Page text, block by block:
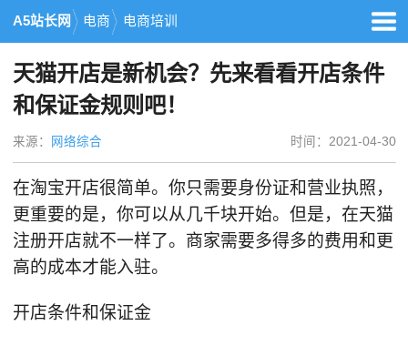
A5站长网 电商 电商培训
天猫开店是新机会？先来看看开店条件
和保证金规则吧！
来源： 网络综合 时间：2021-04-30
在淘宝开店很简单。你只需要身份证和营业执照，
更重要的是，你可以从几千块开始。但是，在天猫
注册开店就不一样了。商家需要多得多的费用和更
高的成本才能入驻。
开店条件和保证金